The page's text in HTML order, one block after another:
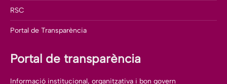
RSC
Portal de Transparència
Portal de transparència
Informació institucional, organitzativa i bon govern